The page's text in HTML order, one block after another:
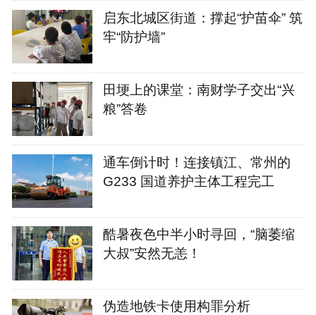
启东北城区街道：撑起“护苗伞” 筑
牢“防护墙”
田埂上的课堂：南财学子交出“兴
粮”答卷
通车倒计时！连接镇江、常州的
G233 国道养护主体工程完工
酷暑夜色中半小时寻回，“脑萎缩
大叔”安然无恙！
伪造地铁卡使用构罪分析